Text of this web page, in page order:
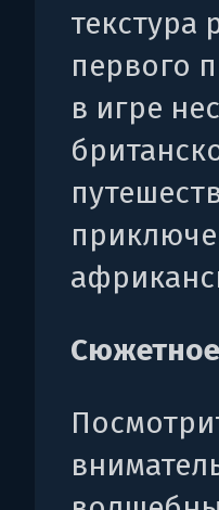
текстура
первого
в игре